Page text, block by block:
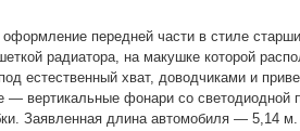
передней части в стиле
радиатора, на макушке которой
естественный хват, доводчиками и
— вертикальные фонари со светодиодной
Заявленная длина автомобиля — 5,14 м.